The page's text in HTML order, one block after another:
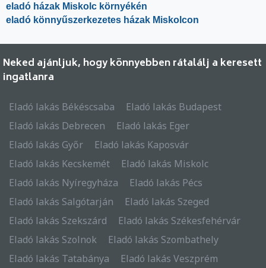
eladó házak Miskolc környékén
eladó könnyűszerkezetes házak Miskolcon
Neked ajánljuk, hogy könnyebben rátalálj a keresett
ingatlanra
Eladó lakás Békéscsaba
Eladó lakás Budapest
Eladó lakás Debrecen
Eladó lakás Eger
Eladó lakás Győr
Eladó lakás Kaposvár
Eladó lakás Kecskemét
Eladó lakás Miskolc
Eladó lakás Nyíregyháza
Eladó lakás Pécs
Eladó lakás Salgótarján
Eladó lakás Szeged
Eladó lakás Szekszárd
Eladó lakás Székesfehérvár
Eladó lakás Szolnok
Eladó lakás Szombathely
Eladó lakás Tatabánya
Eladó lakás Veszprém